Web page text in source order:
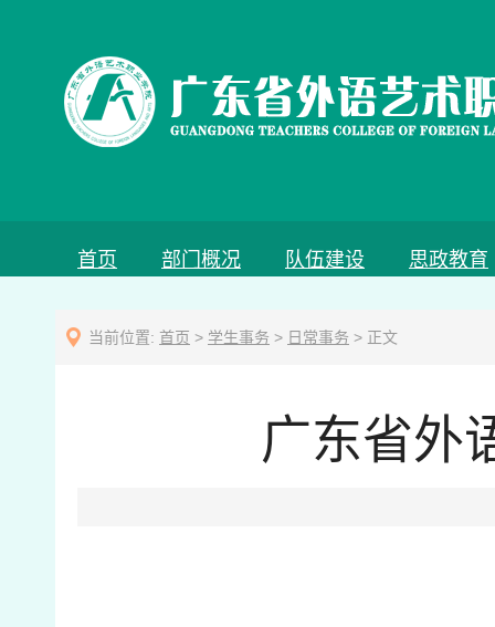
首页 部门概况 队伍建设 思政教育
当前位置: 首页 > 学生事务 > 日常事务 > 正文
广东省外